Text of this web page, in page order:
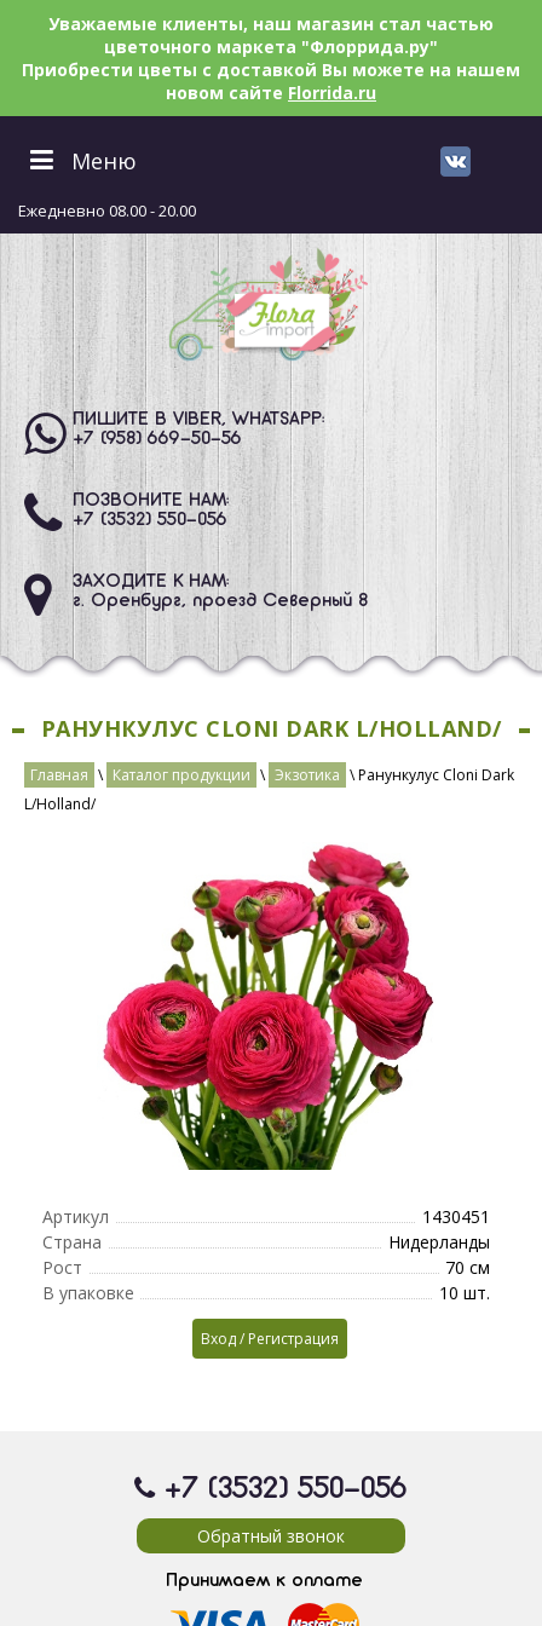
Уважаемые клиенты, наш магазин стал частью
цветочного маркета "Флоррида.ру"
Приобрести цветы с доставкой Вы можете на нашем
новом сайте Florrida.ru
Меню
Ежедневно 08.00 - 20.00
ПИШИТЕ В VIBER, WHATSAPP:
+7 (958) 669-50-56
ПОЗВОНИТЕ НАМ:
+7 (3532) 550-056
ЗАХОДИТЕ К НАМ:
г. Оренбург, проезд Северный 8
РАНУНКУЛУС CLONI DARK L/HOLLAND/
Главная \ Каталог продукции \ Экзотика \ Ранункулус Cloni Dark
L/Holland/
Артикул
1430451
Страна
Нидерланды
Рост
70 см
В упаковке
10 шт.
Вход / Регистрация
+7 (3532) 550-056
Обратный звонок
Принимаем к оплате